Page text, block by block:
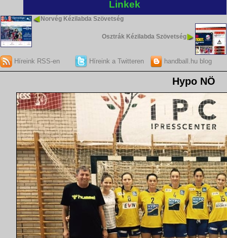
Linkek
Norvég Kézilabda Szövetség
Osztrák Kézilabda Szövetség
Híreink RSS-en Híreink a Twitteren handball.hu blog
Hypo NÖ